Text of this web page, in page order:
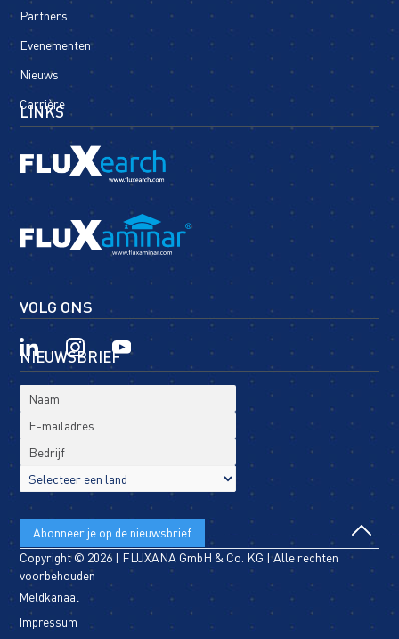
Partners
Evenementen
Nieuws
Carrière
LINKS
VOLG ONS
NIEUWSBRIEF
Copyright © 2026 | FLUXANA GmbH & Co. KG | Alle rechten
voorbehouden
Meldkanaal
Impressum